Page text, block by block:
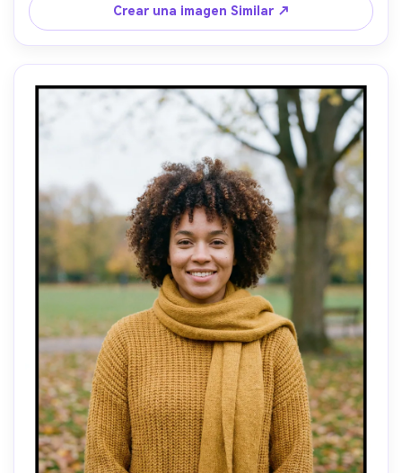
de ánimo reflexivo, textura de piel realista, alta
resolución-AR 4:5
Crear una imagen Similar ↗